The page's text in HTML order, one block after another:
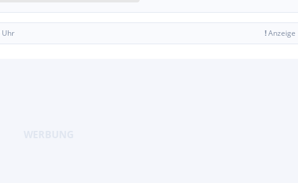
360° Innenpanorama und XXL-
Uhr !Anzeige